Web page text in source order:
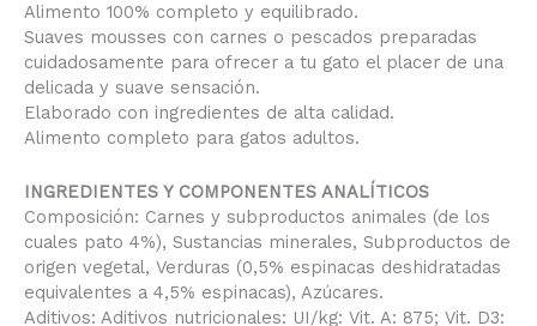
Alimento 100% completo y equilibrado.
Suaves mousses con carnes o pescados preparadas
cuidadosamente para ofrecer a tu gato el placer de una
delicada y suave sensación.
Elaborado con ingredientes de alta calidad.
Alimento completo para gatos adultos.
INGREDIENTES Y COMPONENTES ANALÍTICOS
Composición: Carnes y subproductos animales (de los
cuales pato 4%), Sustancias minerales, Subproductos de
origen vegetal, Verduras (0,5% espinacas deshidratadas
equivalentes a 4,5% espinacas), Azúcares.
Aditivos: Aditivos nutricionales: UI/kg: Vit. A: 875; Vit. D3: